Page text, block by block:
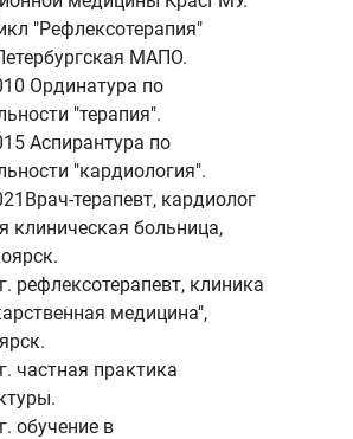
"Рефлексотерапия"
МАПО.
Ординатура по
"терапия".
Аспирантура по
"кардиология".
терапевт, кардиолог
клиническая больница,
рефлексотерапевт, клиника
медицина",
частная практика
обучение в